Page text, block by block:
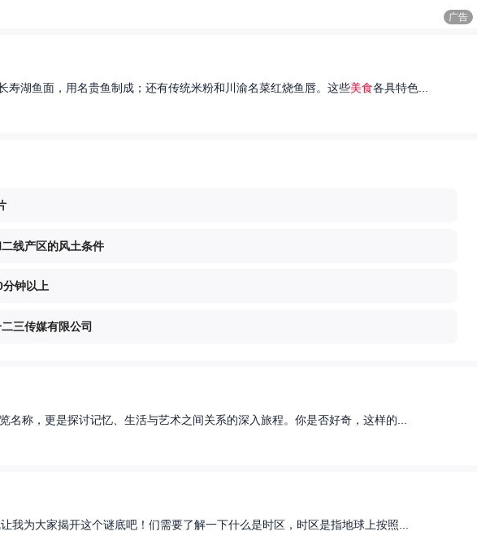
广告
湖鱼面，用名贵鱼制成；还有传统米粉和川渝名菜红烧鱼唇。这些美食各具特色...
线产区的风土条件
钟以上
三传媒有限公司
称，更是探讨记忆、生活与艺术之间关系的深入旅程。你是否好奇，这样的...
为大家揭开这个谜底吧！们需要了解一下什么是时区，时区是指地球上按照...